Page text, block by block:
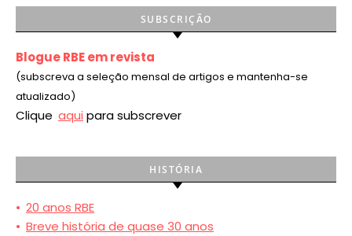
SUBSCRIÇÃO
Blogue RBE em revista
(subscreva a seleção mensal de artigos e mantenha-se
atualizado)
Clique aqui para subscrever
HISTÓRIA
• 20 anos RBE
• Breve história de quase 30 anos